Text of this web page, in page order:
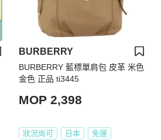
BURBERRY
BURBERRY 藍標單肩包 皮革 米色
金色 正品 ti3445
MOP 2,398
狀況尚可 日本 免運